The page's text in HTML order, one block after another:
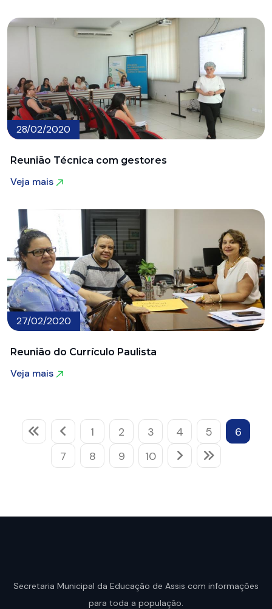
28/02/2020
Reunião Técnica com gestores
Veja mais
27/02/2020
Reunião do Currículo Paulista
Veja mais
1 2 3 4 5
6
7
8 9 10
Secretaria Municipal da Educação de Assis com informações
para toda a população.